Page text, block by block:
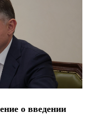
о введении